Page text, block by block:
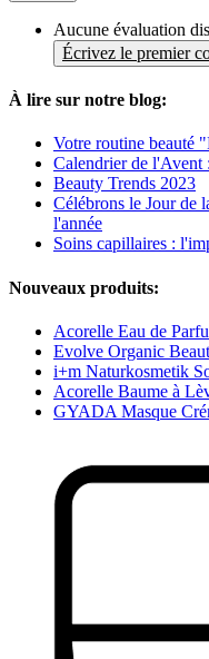
Aucune évaluation
Écrivez le premier
À lire sur notre blog:
Votre routine beauté
Calendrier de l'Avent
Beauty Trends 2023
Célébrons le Jour de
l'année
Soins capillaires :
Nouveaux produits:
Acorelle Eau de
Evolve Organic
i+m Naturkosmetik
Acorelle Baume à
GYADA Masque